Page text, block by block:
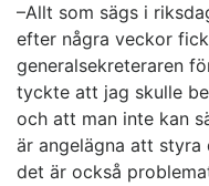
–Allt som sägs i
efter några veckor
generalsekreteraren
tyckte att jag skulle
och att man inte kan
är angelägna att styra
det är också